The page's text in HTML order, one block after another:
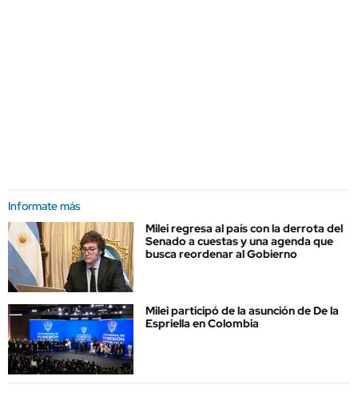
Informate más
Milei regresa al país con la derrota del
Senado a cuestas y una agenda que
busca reordenar al Gobierno
Milei participó de la asunción de De la
Espriella en Colombia